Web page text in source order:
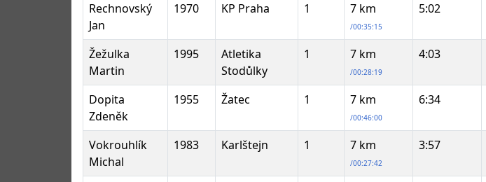
Rechnovský
Jan
1970 KP Praha 1 7 km
/00:35:15
5:02
Žežulka
Martin
1995
Atletika
Stodůlky
1 7 km
/00:28:19
4:03
Dopita
Zdeněk
1955 Žatec 1 7 km
/00:46:00
6:34
Vokrouhlík
Michal
1983 Karlštejn 1 7 km
/00:27:42
3:57